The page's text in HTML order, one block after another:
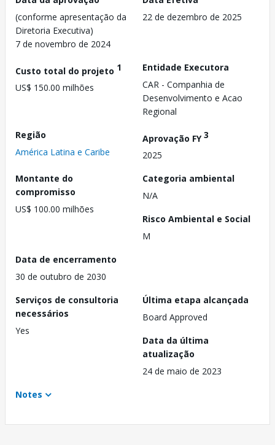
(conforme apresentação da
Diretoria Executiva)
7 de novembro de 2024
22 de dezembro de 2025
Custo total do projeto 1
US$ 150.00 milhões
Entidade Executora
CAR - Companhia de
Desenvolvimento e Acao
Regional
Região
América Latina e Caribe
Aprovação FY3
2025
Montante do
compromisso
US$ 100.00 milhões
Categoria ambiental
N/A
Risco Ambiental e Social
M
Data de encerramento
30 de outubro de 2030
Serviços de consultoria
necessários
Yes
Última etapa alcançada
Board Approved
Data da última
atualização
24 de maio de 2023
Notes